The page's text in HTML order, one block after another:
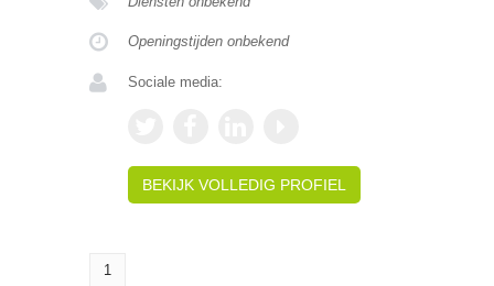
Openingstijden onbekend
Sociale media:
BEKIJK VOLLEDIG PROFIEL
1